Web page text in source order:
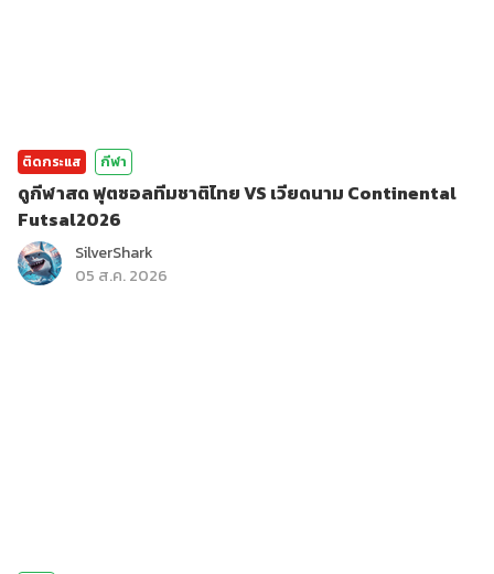
ติดกระแส กีฬา
ดูกีฬาสด ฟุตซอลทีมชาติไทย VS เวียดนาม Continental
Futsal2026
SilverShark
05 ส.ค. 2026